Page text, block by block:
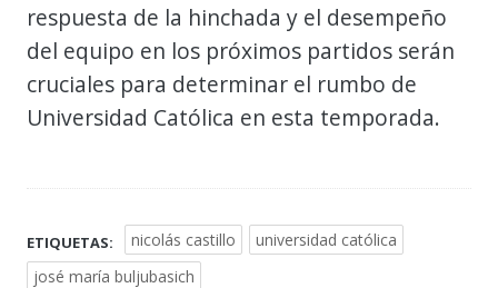
respuesta de la hinchada y el desempeño
del equipo en los próximos partidos serán
cruciales para determinar el rumbo de
Universidad Católica en esta temporada.
ETIQUETAS: nicolás castillo
universidad católica
josé maría buljubasich